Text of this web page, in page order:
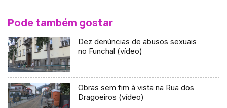
Pode também gostar
Dez denúncias de abusos sexuais
no Funchal (vídeo)
Obras sem fim à vista na Rua dos
Dragoeiros (vídeo)